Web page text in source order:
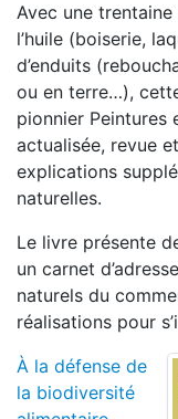
Avec une trentaine
l’huile (boiserie,
d’enduits
ou en terre…),
pionnier Peintures
actualisée, revue
explications
naturelles.
Le livre présente
un carnet
naturels du
réalisations pour
À la défense de
la biodiversité